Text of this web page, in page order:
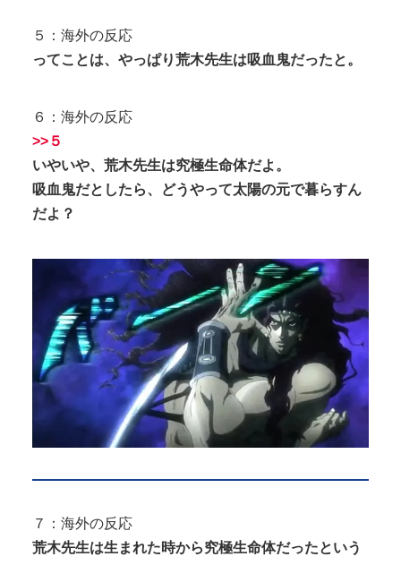
５：海外の反応
ってことは、やっぱり荒木先生は吸血鬼だったと。
６：海外の反応
>>５
いやいや、荒木先生は究極生命体だよ。
吸血鬼だとしたら、どうやって太陽の元で暮らすん
だよ？
７：海外の反応
荒木先生は生まれた時から究極生命体だったという